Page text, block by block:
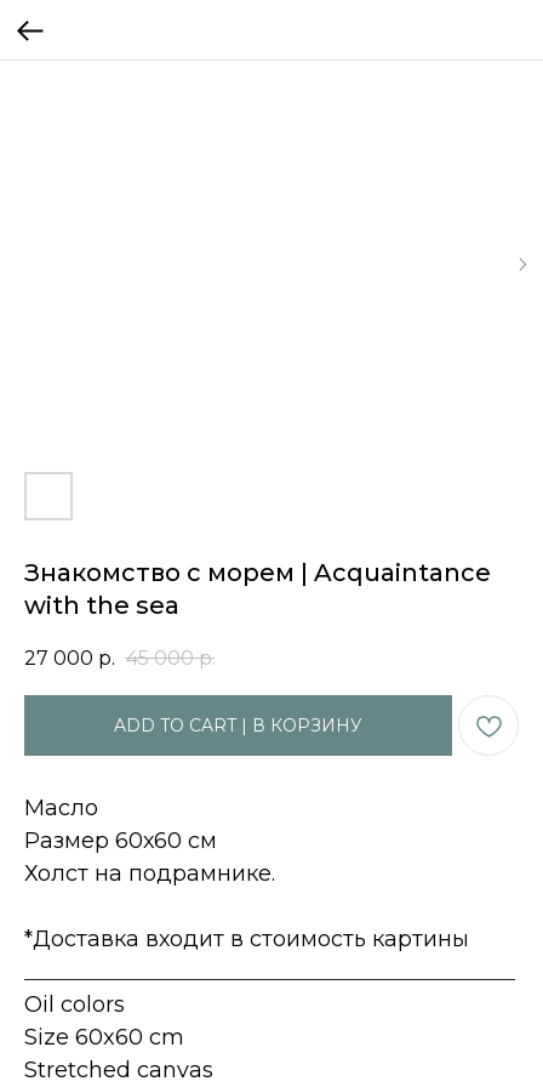
Знакомство с морем | Acquaintance
with the sea
27 000 р. 45 000 р.
ADD TO CART | В КОРЗИНУ
Масло
Размер 60х60 см
Холст на подрамнике.
*Доставка входит в стоимость картины
Oil colors
Size 60x60 cm
Stretched canvas